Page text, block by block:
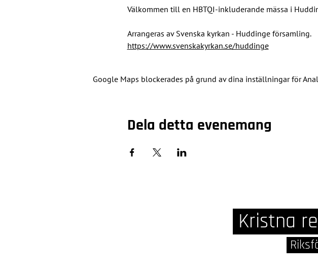
Välkommen till en HBTQI-inkluderande mässa i
Arrangeras av Svenska kyrkan - Huddinge församling.
https://www.svenskakyrkan.se/huddinge
Google Maps blockerades på grund av dina inställningar för
Dela detta evenemang
Kristna